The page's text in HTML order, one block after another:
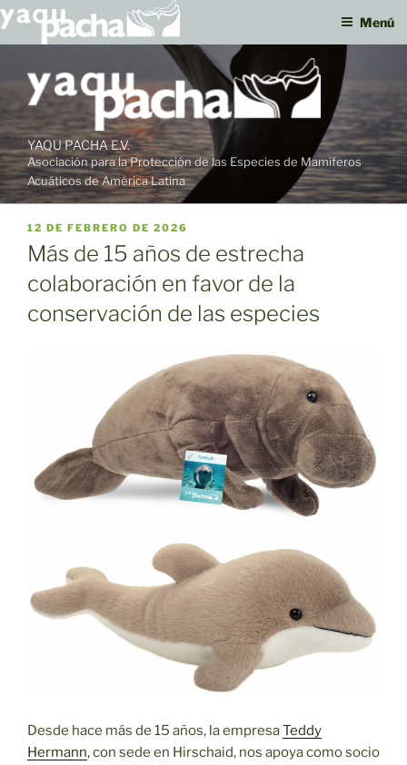
contenido
YAQU PACHA E.V.
Asociación para la Protección de las Especies de Mamíferos
Acuáticos de América Latina
Menú
PUBLICADO
EL
12 DE FEBRERO DE 2026
Más de 15 años de estrecha
colaboración en favor de la
conservación de las especies
Desde hace más de 15 años, la empresaTeddy
Hermann, con sede en Hirschaid, nos apoya como socio